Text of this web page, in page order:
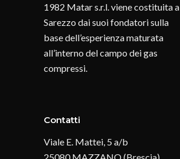
1982 Matar s.r.l. viene costituita a
Sarezzo dai suoi fondatori sulla
base dell’esperienza maturata
all’interno del campo dei gas
compressi.
Contatti
Viale E. Mattei, 5 a/b